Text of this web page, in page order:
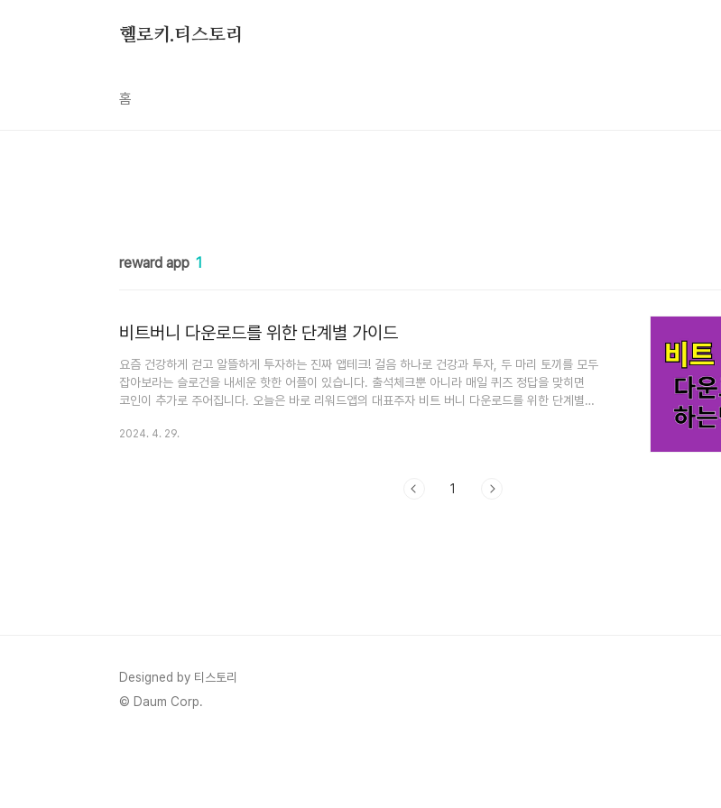
헬로키.티스토리
홈
reward app 1
비트버니 다운로드를 위한 단계별 가이드
요즘 건강하게 걷고 알뜰하게 투자하는 진짜 앱테크! 걸음 하나로 건강과 투자, 두 마리 토끼를 모두
잡아보라는 슬로건을 내세운 핫한 어플이 있습니다. 출석체크뿐 아니라 매일 퀴즈 정답을 맞히면
코인이 추가로 주어집니다. 오늘은 바로 리워드앱의 대표주자 비트 버니 다운로드를 위한 단계별
인 교환4. 마무리 1. 비트 버니 다운로드 방법 ① 검색창에 비트 버니를 검색해 줍니다. 앱스토어
2024. 4. 29.
1
Designed by 티스토리
© Daum Corp.